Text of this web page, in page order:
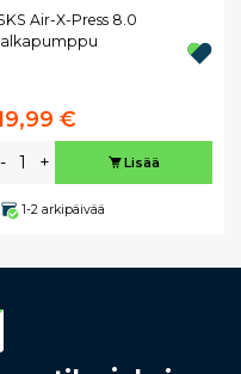
Air-X-Press 8.0
€
- + Lisää
1-2 arkipäivää